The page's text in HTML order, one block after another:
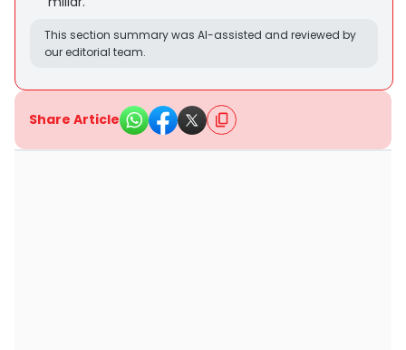
This section summary was AI-assisted and reviewed by
our editorial team.
Share Article